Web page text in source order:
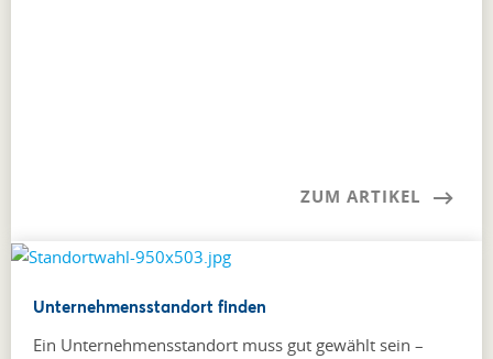
ZUM ARTIKEL
Unternehmensstandort finden
Ein Unternehmensstandort muss gut gewählt sein –